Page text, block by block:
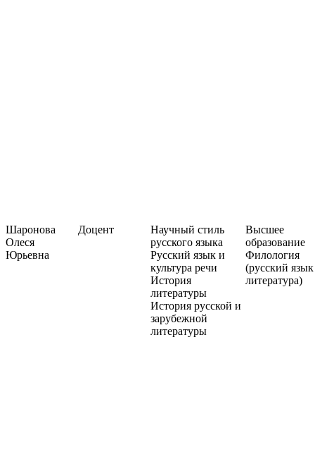
Шаронова
Олеся
Юрьевна
Доцент
Научный стиль
русского языка
Русский язык и
культура речи
История
литературы
История русской и
зарубежной
литературы
Высшее
образование
Филология
(русский
литература)